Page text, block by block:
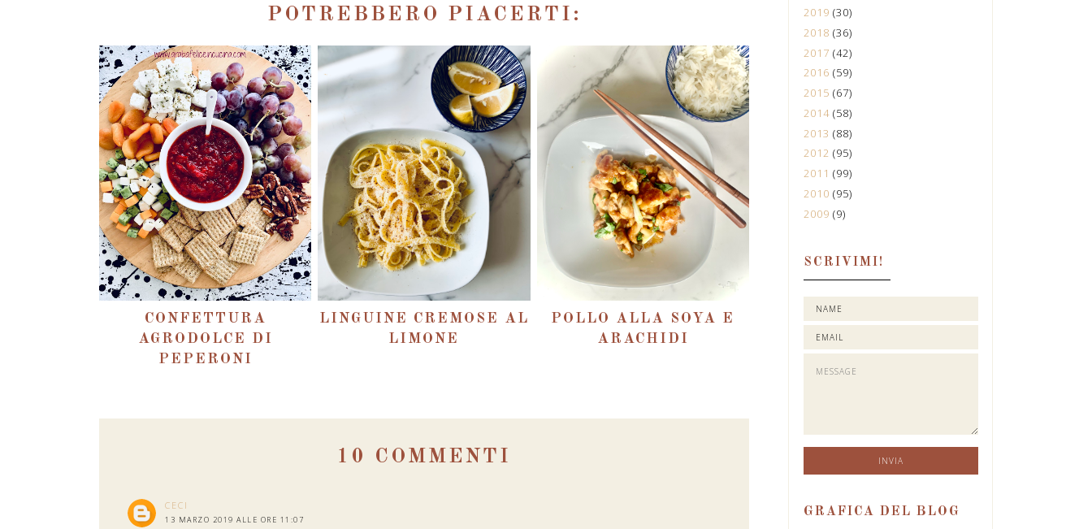
POTREBBERO PIACERTI:
CONFETTURA
AGRODOLCE DI
PEPERONI
LINGUINE CREMOSE AL
LIMONE
POLLO ALLA SOYA E
ARACHIDI
10 COMMENTI
CECI
13 MARZO 2019 ALLE ORE 11:07
2019 (30)
2018 (36)
2017 (42)
2016 (59)
2015 (67)
2014 (58)
2013 (88)
2012 (95)
2011 (99)
2010 (95)
2009 (9)
SCRIVIMI!
GRAFICA DEL BLOG